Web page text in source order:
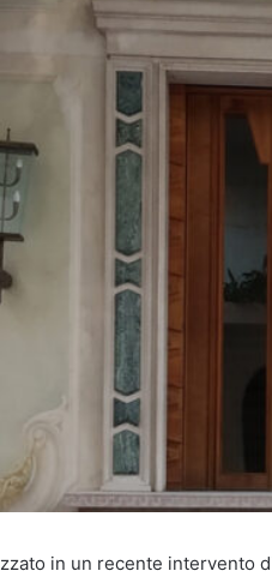
in un recente intervento